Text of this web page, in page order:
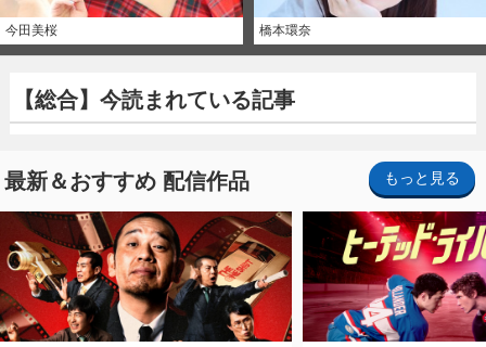
今田美桜 橋本環奈
【総合】今読まれている記事
最新＆おすすめ 配信作品 もっと見る